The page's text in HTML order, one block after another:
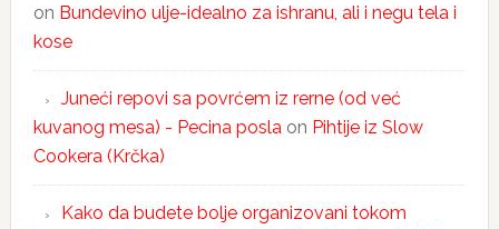
on Bundevino ulje-idealno za ishranu, ali i negu tela i
kose
Juneći repovi sa povrćem iz rerne (od već
kuvanog mesa) - Pecina posla on Pihtije iz Slow
Cookera (Krčka)
Kako da budete bolje organizovani tokom